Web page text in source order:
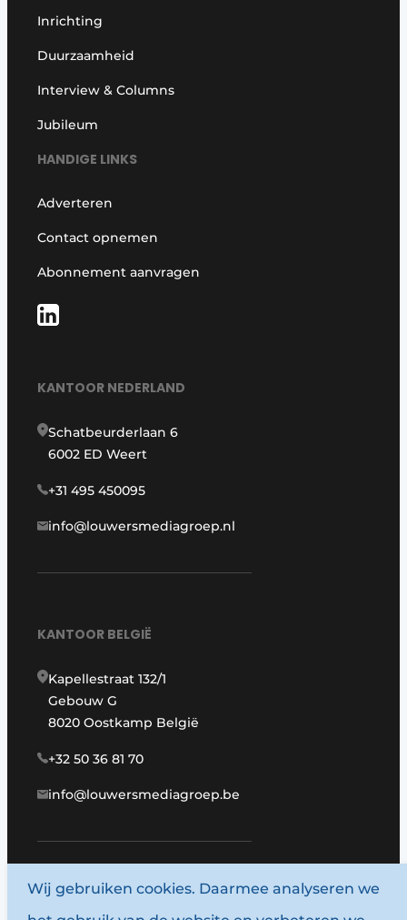
Inrichting
Duurzaamheid
Interview & Columns
Jubileum
HANDIGE LINKS
Adverteren
Contact opnemen
Abonnement aanvragen
KANTOOR NEDERLAND
Schatbeurderlaan 6
6002 ED Weert
+31 495 450095
info@louwersmediagroep.nl
KANTOOR BELGIË
Kapellestraat 132/1
Gebouw G
8020 Oostkamp België
+32 50 36 81 70
info@louwersmediagroep.be
www.louwersmediagroep.com
Wij gebruiken cookies. Daarmee analyseren we